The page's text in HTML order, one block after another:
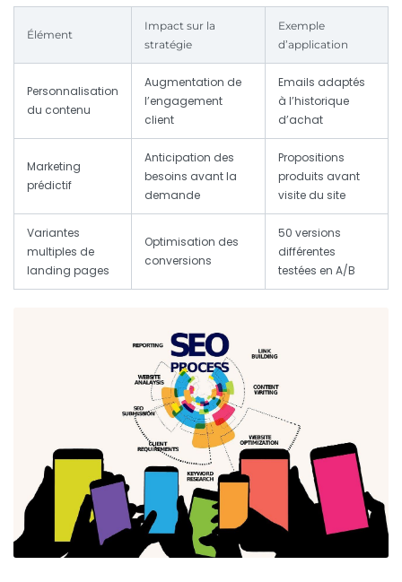
Élément
Impact sur la
stratégie
Exemple
d’application
Personnalisation
du contenu
Augmentation de
l’engagement
client
Emails adaptés
à l’historique
d’achat
Marketing
prédictif
Anticipation des
besoins avant la
demande
Propositions
produits avant
visite du site
Variantes
multiples de
landing pages
Optimisation des
conversions
50 versions
différentes
testées en A/B